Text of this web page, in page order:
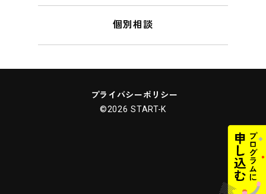
個別相談
プライバシーポリシー
©2026 START-K